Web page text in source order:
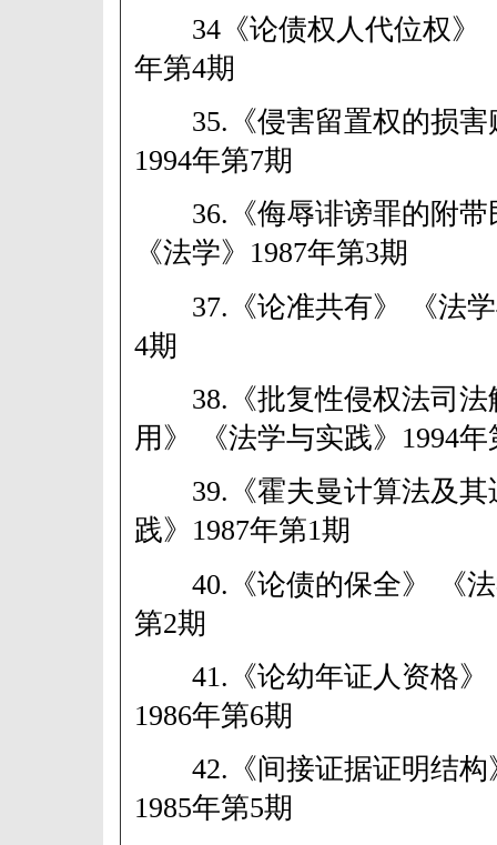
34《论债权人代位权》
年第4期
35.《侵害留置权的损害
1994年第7期
36.《侮辱诽谤罪的附带
《法学》1987年第3期
37.《论准共有》 《法学
4期
38.《批复性侵权法司法
用》 《法学与实践》1994年
39.《霍夫曼计算法及其
践》1987年第1期
40.《论债的保全》 《法
第2期
41.《论幼年证人资格》
1986年第6期
42.《间接证据证明结构
1985年第5期